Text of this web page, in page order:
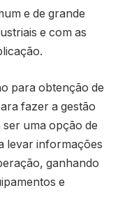
e de grande
e com as
para obtenção de
fazer a gestão
ser uma opção de
levar informações
ganhando
e